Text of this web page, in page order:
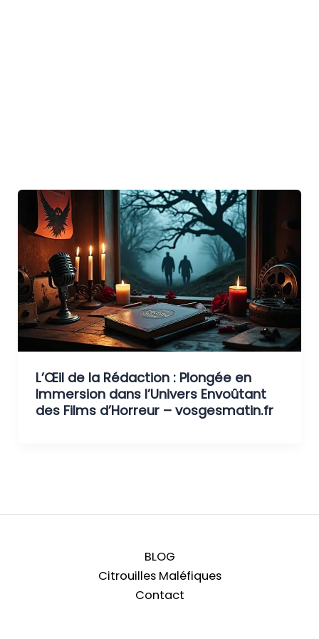
L’Œil de la Rédaction : Plongée en
Immersion dans l’Univers Envoûtant
des Films d’Horreur – vosgesmatin.fr
BLOG
Citrouilles Maléfiques
Contact